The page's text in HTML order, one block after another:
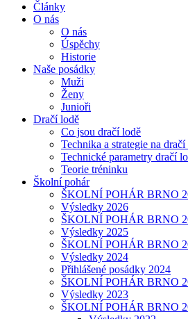
Články
O nás
O nás
Úspěchy
Historie
Naše posádky
Muži
Ženy
Junioři
Dračí lodě
Co jsou dračí lodě
Technika a strategie na
Technické parametry dračí
Teorie tréninku
Školní pohár
ŠKOLNÍ POHÁR BRNO
Výsledky 2026
ŠKOLNÍ POHÁR BRNO
Výsledky 2025
ŠKOLNÍ POHÁR BRNO
Výsledky 2024
Přihlášené posádky 2024
ŠKOLNÍ POHÁR BRNO
Výsledky 2023
ŠKOLNÍ POHÁR BRNO